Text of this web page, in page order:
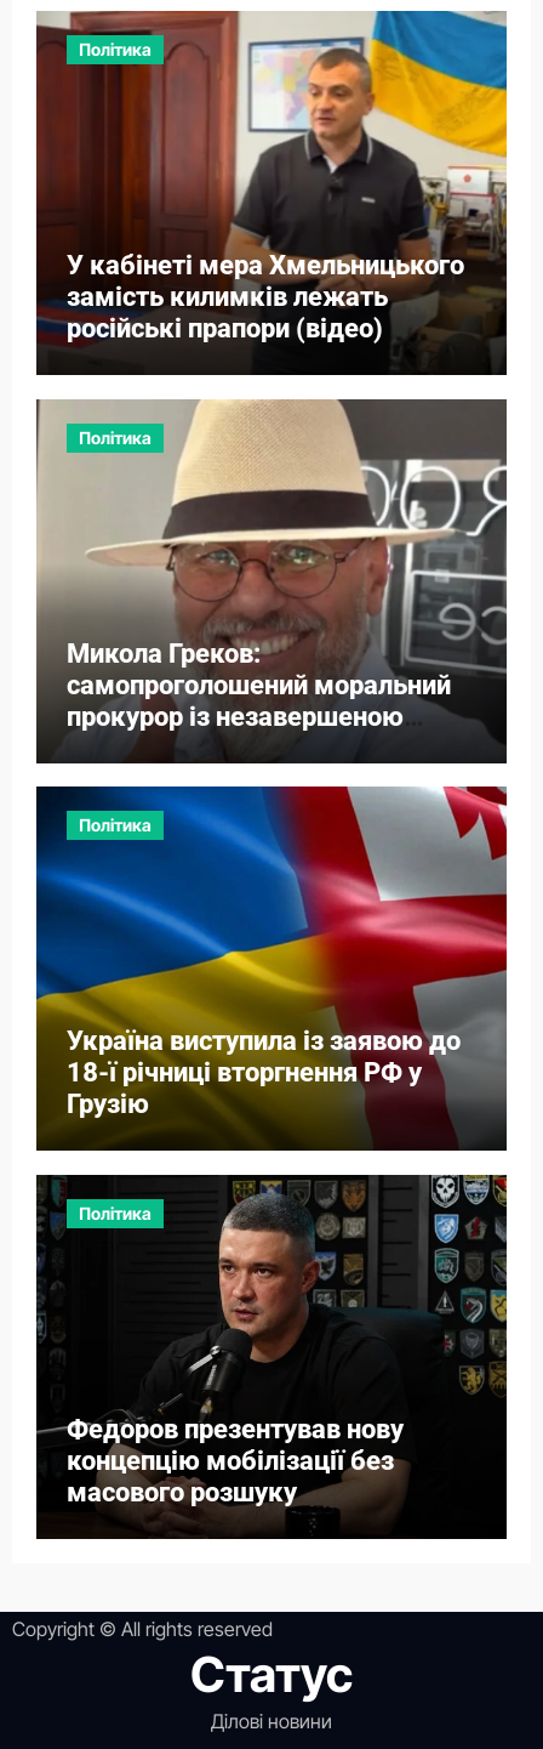
Політика
У кабінеті мера Хмельницького
замість килимків лежать
російські прапори (відео)
Політика
Микола Греков:
самопроголошений моральний
прокурор із незавершеною
власною справою
Політика
Україна виступила із заявою до
18-ї річниці вторгнення РФ у
Грузію
Політика
Федоров презентував нову
концепцію мобілізації без
масового розшуку
Copyright © All rights reserved
Статус
Ділові новини